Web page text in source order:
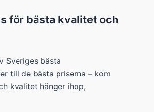
för bästa kvalitet och
Sveriges bästa
till de bästa priserna – kom
kvalitet hänger ihop,